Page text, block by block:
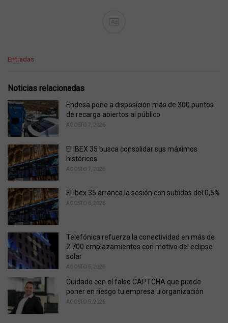
Ad
C
e
o
r
i
:
Entradas
Noticias relacionadas
Endesa pone a disposición más de 300 puntos
de recarga abiertos al público
AGOSTO 7, 2026
El IBEX 35 busca consolidar sus máximos
históricos
AGOSTO 7, 2026
El Ibex 35 arranca la sesión con subidas del 0,5%
AGOSTO 6, 2026
Telefónica refuerza la conectividad en más de
2.700 emplazamientos con motivo del eclipse
solar
AGOSTO 5, 2026
Cuidado con el falso CAPTCHA que puede
poner en riesgo tu empresa u organización
AGOSTO 5, 2026